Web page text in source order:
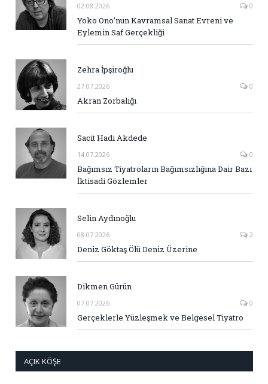
02.08.2026 0
Yoko Ono’nun Kavramsal Sanat Evreni ve
Eylemin Saf Gerçekliği
Zehra İpşiroğlu
27.07.2026 0
Akran Zorbalığı
Sacit Hadi Akdede
14.07.2026 0
Bağımsız Tiyatroların Bağımsızlığına Dair Bazı
İktisadi Gözlemler
Selin Aydınoğlu
08.07.2026 2
Deniz Göktaş Ölü Deniz Üzerine
Dikmen Gürün
07.07.2026 0
Gerçeklerle Yüzleşmek ve Belgesel Tiyatro
AÇIK KÖŞE